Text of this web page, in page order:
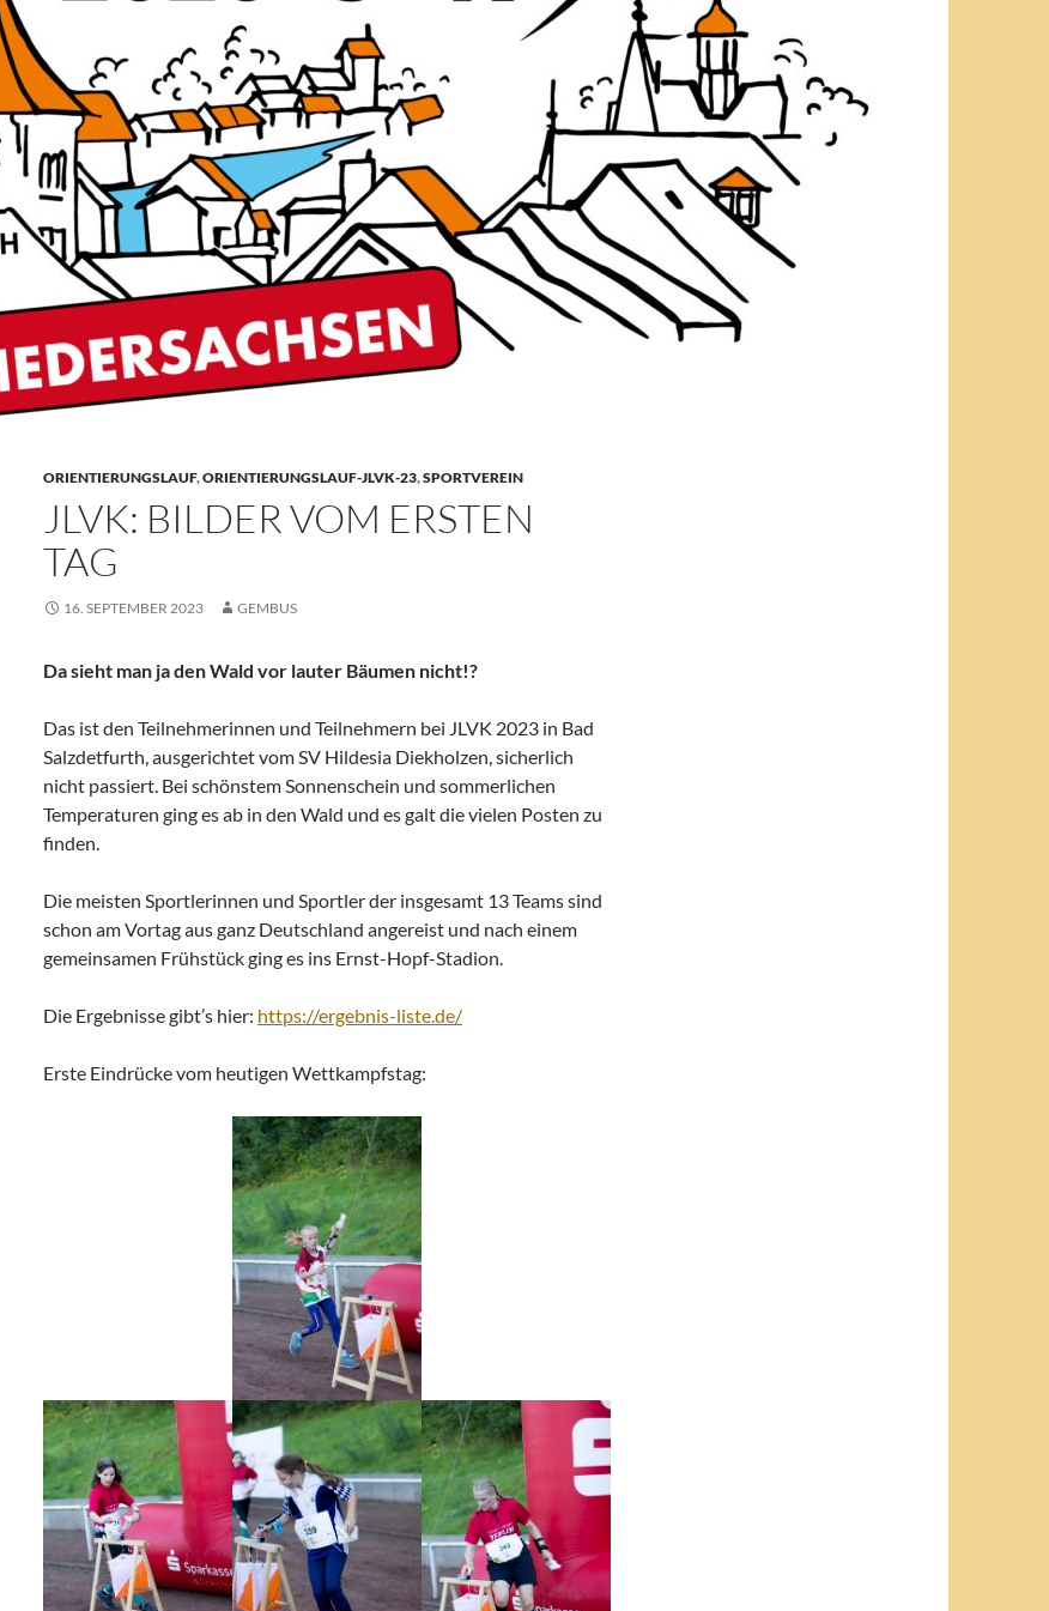
ORIENTIERUNGSLAUF,ORIENTIERUNGSLAUF-JLVK-23,SPORTVEREIN
JLVK: BILDER VOM ERSTEN
TAG
16. SEPTEMBER 2023 GEMBUS
Da sieht man ja den Wald vor lauter Bäumen nicht!?
Das ist den Teilnehmerinnen und Teilnehmern bei JLVK 2023 in Bad
Salzdetfurth, ausgerichtet vom SV Hildesia Diekholzen, sicherlich
nicht passiert. Bei schönstem Sonnenschein und sommerlichen
Temperaturen ging es ab in den Wald und es galt die vielen Posten zu
finden.
Die meisten Sportlerinnen und Sportler der insgesamt 13 Teams sind
schon am Vortag aus ganz Deutschland angereist und nach einem
gemeinsamen Frühstück ging es ins Ernst-Hopf-Stadion.
Die Ergebnisse gibt’s hier: https://ergebnis-liste.de/
Erste Eindrücke vom heutigen Wettkampfstag: